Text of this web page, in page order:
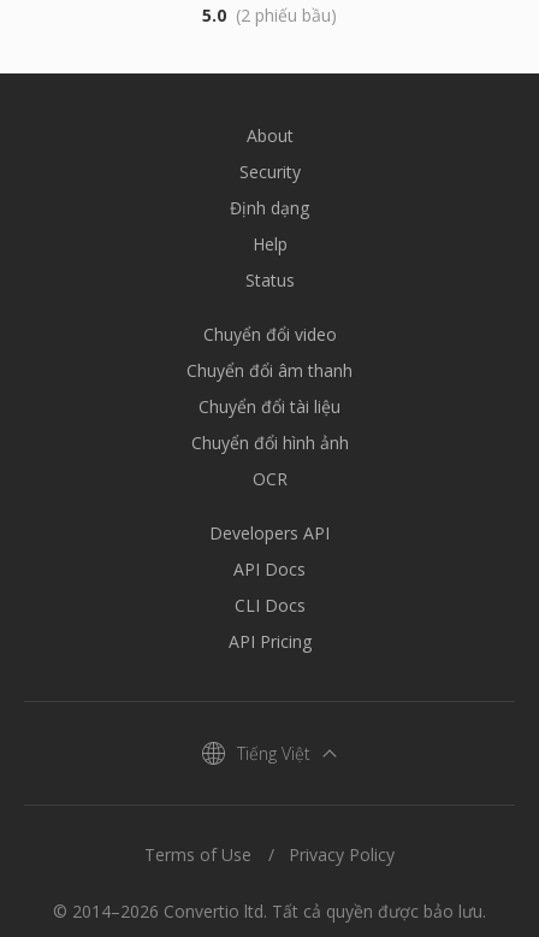
5.0 (2 phiếu bầu)
About
Security
Định dạng
Help
Status
Chuyển đổi video
Chuyển đổi âm thanh
Chuyển đổi tài liệu
Chuyển đổi hình ảnh
OCR
Developers API
API Docs
CLI Docs
API Pricing
Tiếng Việt
© 2014–2026 Convertio ltd. Tất cả quyền được bảo lưu.
Terms of Use Privacy Policy